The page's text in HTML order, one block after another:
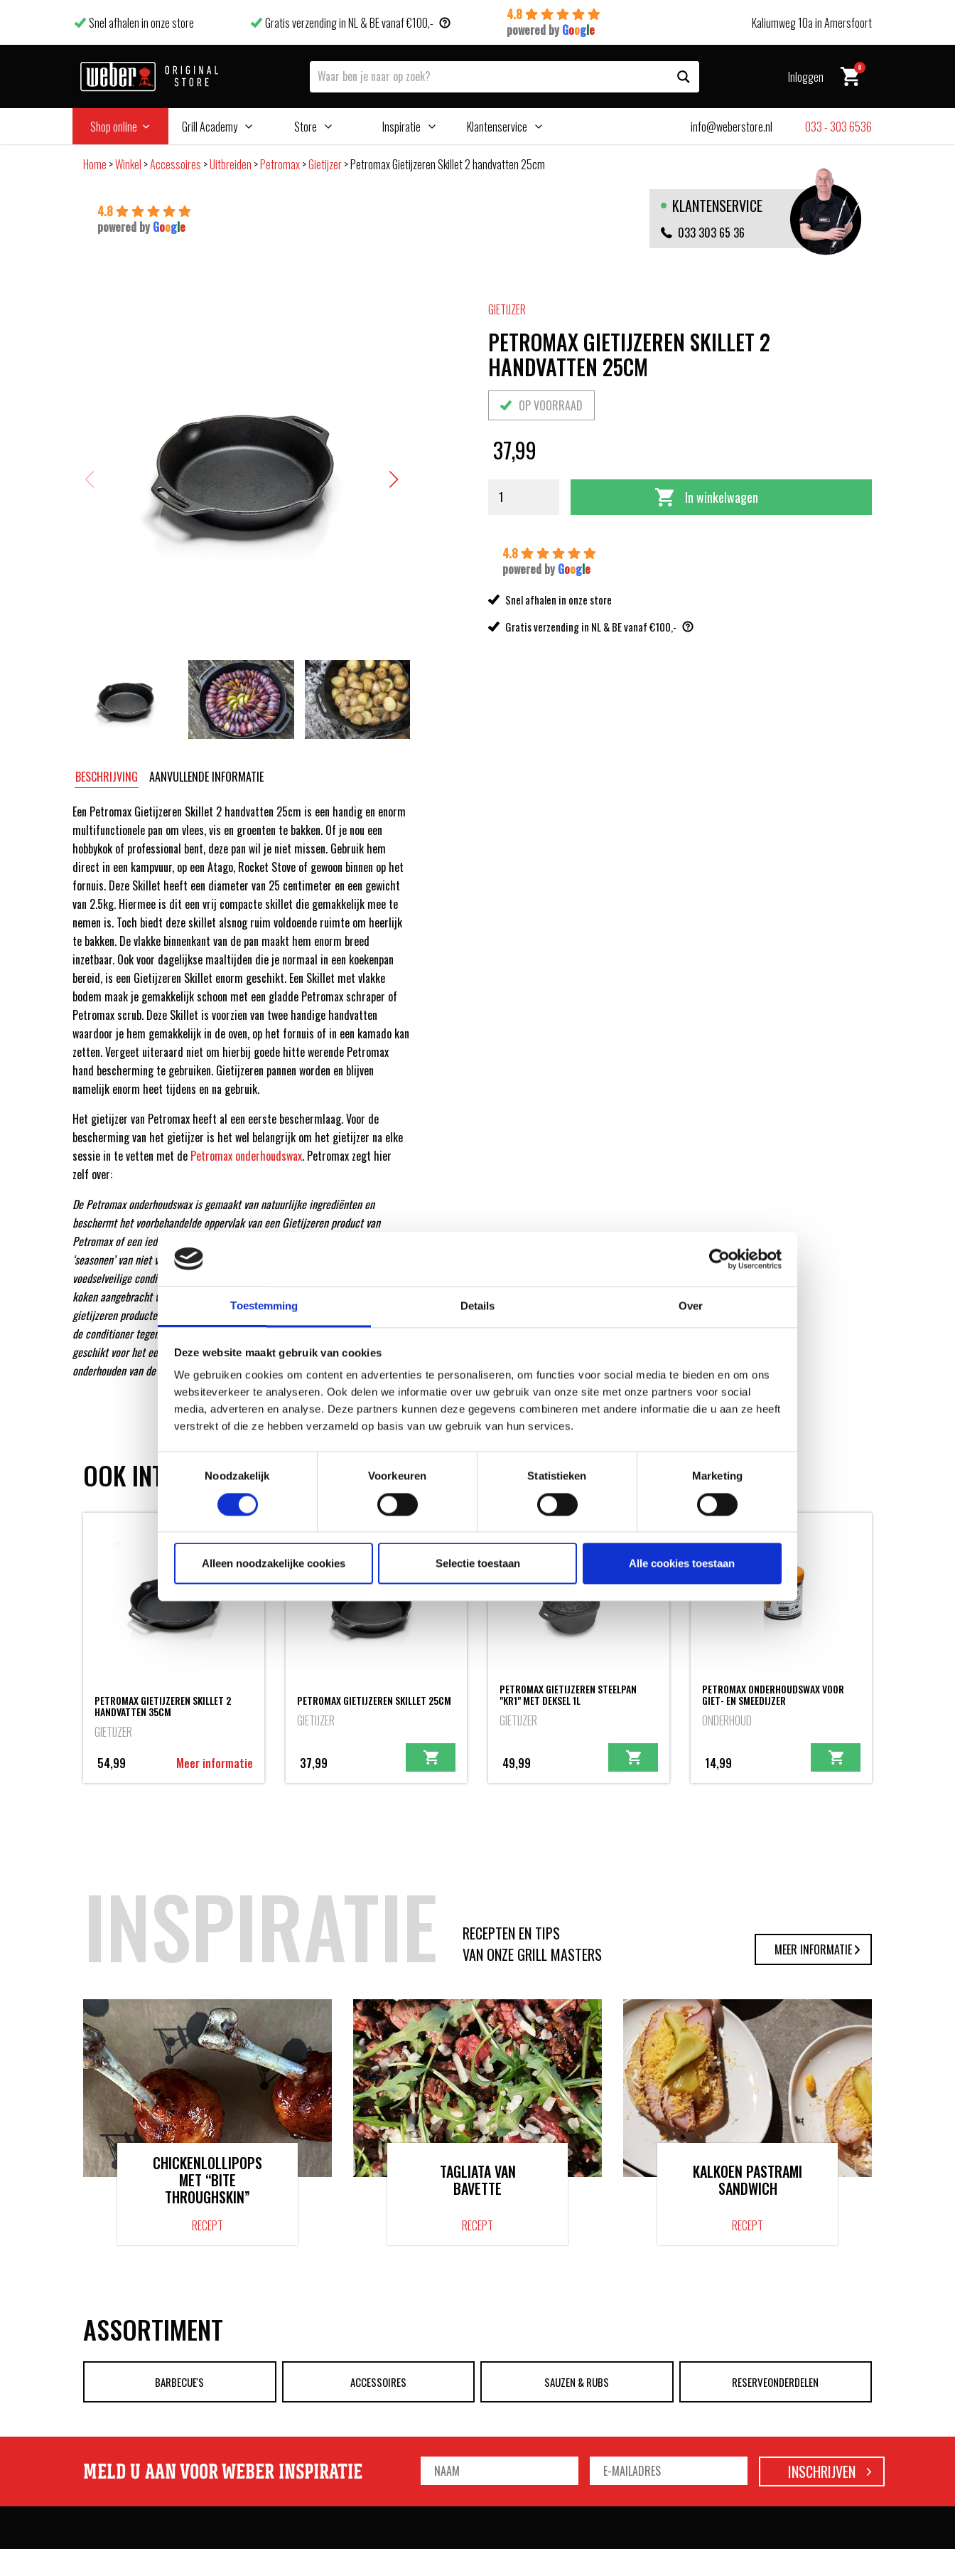
Toestemming Details Over
Deze website maakt gebruik van cookies
We gebruiken cookies om content en advertenties te personaliseren, om functies voor social media te bieden en om ons
websiteverkeer te analyseren. Ook delen we informatie over uw gebruik van onze site met onze partners voor social
media, adverteren en analyse. Deze partners kunnen deze gegevens combineren met andere informatie die u aan ze heeft
verstrekt of die ze hebben verzameld op basis van uw gebruik van hun services.
Noodzakelijk
Voorkeuren Statistieken Marketing
Alleen noodzakelijke cookies Selectie toestaan Alle cookies toestaan
Snel afhalen in onze store Gratis verzending in NL & BE vanaf €100,-
4.8
powered by Google Kaliumweg 10a in Amersfoort
Inloggen
0
Shop online Grill Academy Store Inspiratie Klantenservice info@weberstore.nl 033 - 303 6536
Home >Winkel >Accessoires >Uitbreiden >Petromax>Gietijzer>Petromax Gietijzeren Skillet 2 handvatten 25cm
4.8
powered by Google
KLANTENSERVICE
033 303 65 36
BESCHRIJVING AANVULLENDE INFORMATIE
Een Petromax Gietijzeren Skillet 2 handvatten 25cm is een handig en enorm
multifunctionele pan om vlees, vis en groenten te bakken. Of je nou een
hobbykok of professional bent, deze pan wil je niet missen. Gebruik hem
direct in een kampvuur, op een Atago, Rocket Stove of gewoon binnen op het
fornuis. Deze Skillet heeft een diameter van 25 centimeter en een gewicht
van 2.5kg. Hiermee is dit een vrij compacte skillet die gemakkelijk mee te
nemen is. Toch biedt deze skillet alsnog ruim voldoende ruimte om heerlijk
te bakken. De vlakke binnenkant van de pan maakt hem enorm breed
inzetbaar. Ook voor dagelijkse maaltijden die je normaal in een koekenpan
bereid, is een Gietijzeren Skillet enorm geschikt. Een Skillet met vlakke
bodem maak je gemakkelijk schoon met een gladde Petromax schraper of
Petromax scrub. Deze Skillet is voorzien van twee handige handvatten
waardoor je hem gemakkelijk in de oven, op het fornuis of in een kamado kan
zetten. Vergeet uiteraard niet om hierbij goede hitte werende Petromax
hand bescherming te gebruiken. Gietijzeren pannen worden en blijven
namelijk enorm heet tijdens en na gebruik.
Het gietijzer van Petromax heeft al een eerste beschermlaag. Voor de
bescherming van het gietijzer is het wel belangrijk om het gietijzer na elke
sessie in te vetten met de Petromax onderhoudswax. Petromax zegt hier
zelf over:
De Petromax onderhoudswax is gemaakt van natuurlijke ingrediënten en
beschermt het voorbehandelde oppervlak van een Gietijzeren product van
Petromax of een ieder ander gietijzeren kook product. Het is ideaal voor het
‘seasonen’ van niet voorbehandelde oppervlakken van Dutch Ovens. De
voedselveilige conditioner is het meest effectief wanneer deze na elke keer
koken aangebracht wordt. Het onderhoud de voor geseasonde laag die
gietijzeren producten van Petromax van zichzelf al hebben. Tevens beschermd
de conditioner tegen roestvorming. De Petromax onderhoudswax is zowel
geschikt voor het eerste keer ‘seasonen’ van een gietijzeren product als voor het
onderhouden van de bestande beschermlaag.
GIETIJZER
PETROMAX GIETIJZEREN SKILLET 2
HANDVATTEN 25CM
OP VOORRAAD
37,99
In winkelwagen
4.8
powered by Google
Snel afhalen in onze store
Gratis verzending in NL & BE vanaf €100,-
OOK INTERESSANT
PETROMAX GIETIJZEREN SKILLET 2
HANDVATTEN 35CM
GIETIJZER
54,99
Meer informatie
PETROMAX GIETIJZEREN SKILLET 25CM
GIETIJZER
37,99
PETROMAX GIETIJZEREN STEELPAN
"KR1" MET DEKSEL 1L
GIETIJZER
49,99
PETROMAX ONDERHOUDSWAX VOOR
GIET- EN SMEEDIJZER
ONDERHOUD
14,99
INSPIRATIE
RECEPTEN EN TIPS
VAN ONZE GRILL MASTERS
MEER INFORMATIE
CHICKENLOLLIPOPS
MET “BITE
THROUGHSKIN”
RECEPT
TAGLIATA VAN
BAVETTE
RECEPT
KALKOEN PASTRAMI
SANDWICH
RECEPT
ASSORTIMENT
BARBECUE'S ACCESSOIRES SAUZEN & RUBS RESERVEONDERDELEN
MELD U AAN VOOR WEBER INSPIRATIE